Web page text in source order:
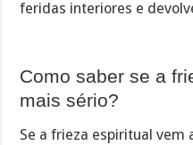
feridas interiores e
Como saber se a
mais sério?
Se a frieza espiritual vem